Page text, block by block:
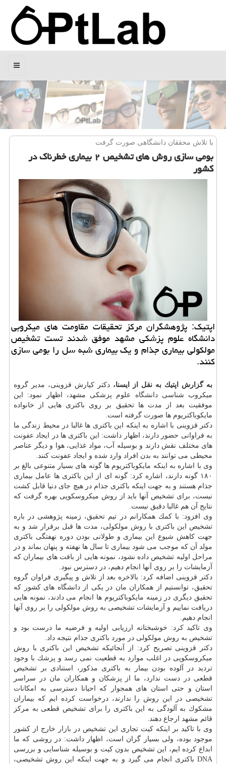
منو
با تلاش محققان دانشگاهی صورت گرفت
بومی سازی روش های تشخیص ۲ بیماری خطرناك در
كشور
اپتیك: پژوهشگران مركز تحقیقات مقاومت های میكروبی
دانشگاه علوم پزشكی مشهد موفق شدند تست تشخیص
مولكولی بیماری جذام و یك بیماری شبه سل را بومی سازی
كنند.
به گزارش اپتیك به نقل از ایسنا، دكتر كیارش قزوینی، مدیر گروه
میكروب شناسیدانشگاه علوم پزشكی مشهد، اظهار نمود: این
موفقیت بعد از مدت ها تحقیق بر روی باكتری هایی از خانواده
مایكوباكتریوم ها صورت گرفته است.
دكتر قزوینی با اشاره به اینكه این باكتری ها غالبا در محیط زندگی ما
به فراوانی حضور دارند، اظهار داشت: این باكتری ها در ایجاد عفونت
های مختلف نقش دارند و بوسیله آب، مواد غذایی، هوا و دیگر عناصر
محیطی می توانند به بدن افراد وارد شده و ایجاد عفونت كنند.
وی با اشاره به اینكه مایكوباكتریوم ها گونه های بسیار متنوعی بالغ بر
۱۸۰ گونه دارند، اشاره كرد: گونه ای از این باكتری ها عامل بیماری
جذام هستند و به جهت اینكه باكتری جذام در هیچ جای دنیا قابل كشت
نیست، برای تشخیص آنها باید از روش میكروسكوپی بهره گرفت كه
نتایج آن هم غالبا دقیق نیست.
وی افزود: با كمك همكارانم در تیم تحقیق، زمینه پژوهشی در باره
تشخیص این باكتری با روش مولكولی، مدت ها قبل برقرار شد و به
جهت كاهش شیوع این بیماری و طولانی بودن دوره نهفتگی باكتری
مولد آن كه موجب می شود بیماری تا سال ها نهفته و پنهان بماند و در
مراحل اولیه تشخیص داده نشود، نمونه هایی از بافت های بیماران كه
آزمایشات را بر روی آنها انجام دهیم، در دسترس نبود.
دكتر قزوینی اضافه كرد: بالاخره بعد از تلاش و پیگیری فراوان گروه
تحقیق، توانستیم از همكاران مان در یكی از دانشگاه های كشور كه
تحقیق دیگری در زمینه مایكوباكتریوم ها انجام می دادند، نمونه هایی
دریافت نماییم و آزمایشات تشخیصی به روش مولكولی را بر روی آنها
انجام دهیم.
وی تاكید كرد: خوشبختانه ارزیابی اولیه و فرضیه ما درست بود و
تشخیص به روش مولكولی در مورد باكتری جذام نتیجه داد.
دكتر قزوینی تصریح كرد: از آنجائیكه تشخیص این باكتری با روش
میكروسكوپی در اغلب موارد به قطعیت نمی رسد و پزشك با وجود
تردید در آلوده بودن بیمار به باكتری مذكور، استنادی بر تشخیص
قطعی در دست ندارد، ما از پزشكان و همكاران مان در سراسر
استان و حتی استان های همجوار كه احیانا دسترسی به امكانات
تشخیصی در این روش را ندارند، درخواست كرده ایم كه بیماران
مشكوك به آلودگی به این باكتری را برای تشخیص قطعی به مركز
قائم مشهد ارجاع دهند.
وی با تاكید بر اینكه كیت تجاری این تشخیص در بازار
خارج از كشور
موجود بوده، ولی بسیار گران است، اظهار داشت: در روشی كه ما
ابداع كرده ایم، این تشخیص بدون كیت و بوسیله شناسایی و بررسی
DNA باكتری انجام می گیرد و به جهت اینكه این روش تشخیصی،